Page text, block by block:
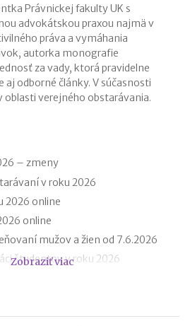
Právnickej fakulty UK s
advokátskou praxou najmä v
práva a vymáhania
autorka monografie
za vady, ktorá pravidelne
aj odborné články. V súčasnosti
oblasti verejného obstarávania.
– zmeny
v roku 2026
2026 online
online
mužov a žien od 7.6.2026
študentov v roku 2026
2026
Zobraziť viac